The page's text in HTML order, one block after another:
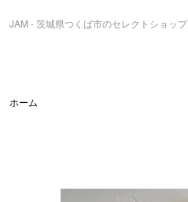
JAM - 茨城県つくば市のセレクトショップ
ホーム